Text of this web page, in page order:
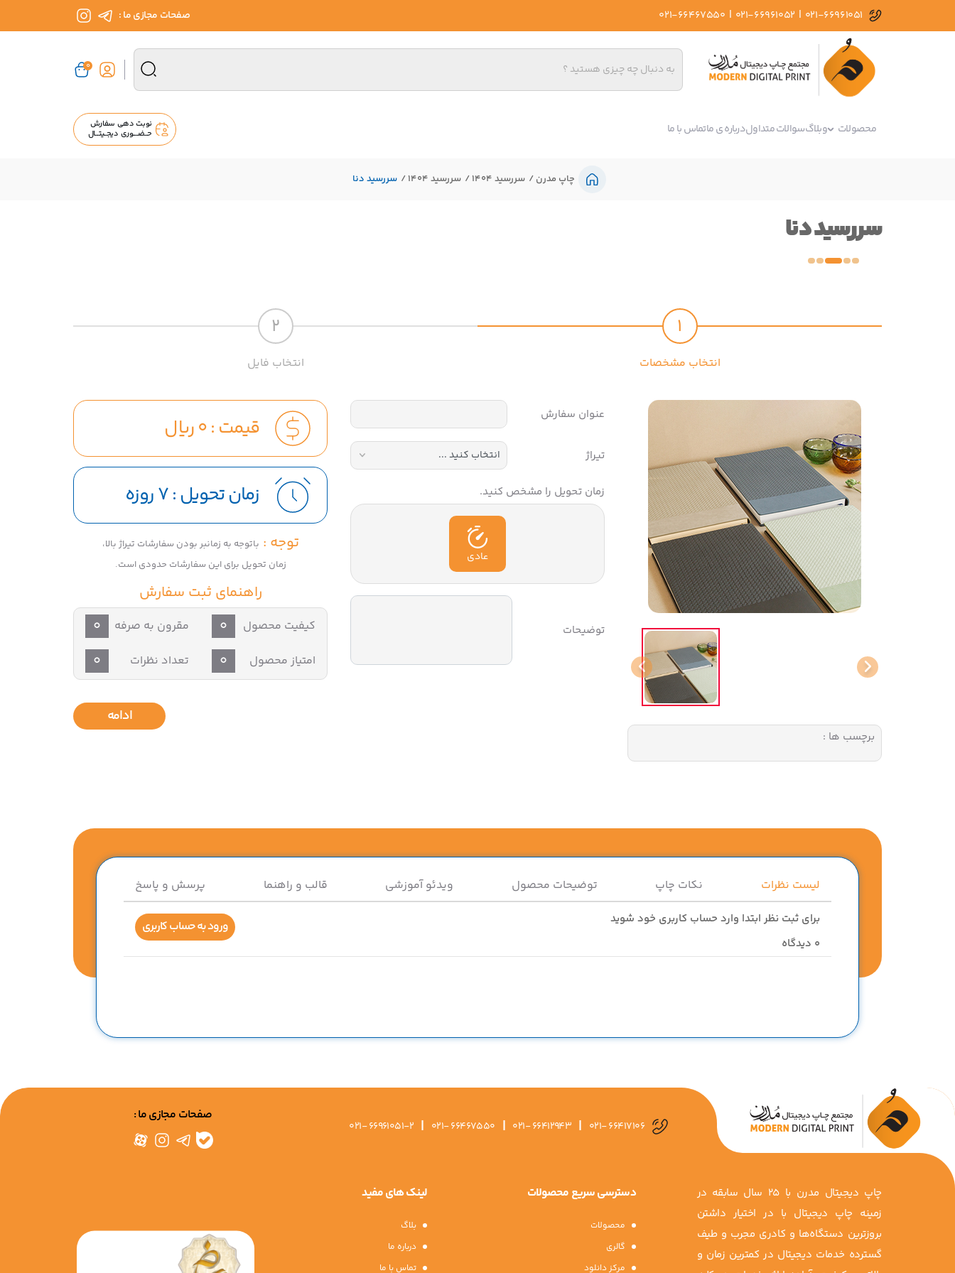
021-66961051
|
021-66961052
|
021-66467550 صفحات مجازی ما :
0
محصولات وبلاگسوالات متداولدرباره ی ماتماس با ما
نوبت دهی سفارش
حــضــــوری دیجــیتـــال
چاپ مدرن سررسید 1404 سررسید 1404 سررسید دنا
سررسید دنا
1
انتخاب مشخصات
2
انتخاب فایل
برچسب ها :
عنوان سفارش
تیراژ
زمان تحویل را مشخص کنید.
عادی
توضیحات
قیمت :0ریال
زمان تحویل :7 روزه
توجه : باتوجه به زمانبر بودن سفارشات تیراژ بالا،
زمان تحویل برای این سفارشات حدودی است.
راهنمای ثبت سفارش
کیفیت محصول 0 مقرون به صرفه 0
امتیاز محصول 0 تعداد نظرات 0
ادامه
لیست نظرات نکات چاپ توضیحات محصول ویدئو آموزشی قالب و راهنما پرسش و پاسخ
برای ثبت نظر ابتدا وارد حساب کاربری خود شوید ورود به حساب کاربری
0 دیدگاه
021- 66417106
|
021- 66412943
|
021- 66467550
|
021- 66961051-2
صفحات مجازی ما :
چاپ دیجیتال مدرن با 25 سال سابقه در
زمینه چاپ دیجیتال با در اختیار داشتن
بروزترین دستگاه‌ها و کادری مجرب و طیف
گسترده خدمات دیجیتال در کمترین زمان و
دسترسی سریع محصولات
محصولات
گالری
مرکز دانلود
لینک های مفید
بلاگ
درباره ما
تماس با ما